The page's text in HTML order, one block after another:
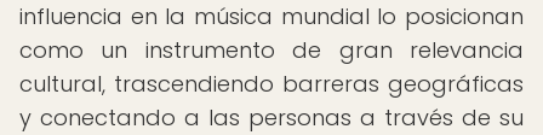
influencia en la música mundial lo posicionan
como un instrumento de gran relevancia
cultural, trascendiendo barreras geográficas
y conectando a las personas a través de su